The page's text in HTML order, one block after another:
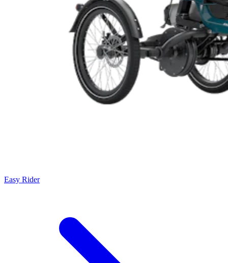
Easy Rider